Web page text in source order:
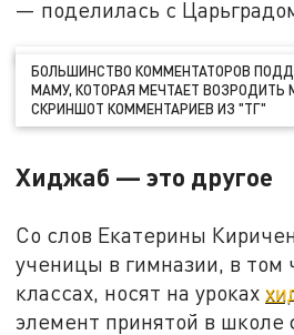
— поделилась с
БОЛЬШИНСТВО КОММЕНТАТОРОВ
МАМУ, КОТОРАЯ МЕЧТАЕТ ВОЗРОДИТЬ
СКРИНШОТ КОММЕНТАРИЕВ ИЗ "ТГ"
Хиджаб — это другое
Со слов Екатерины
ученицы в гимназии, в
классах, носят на уроках
элемент принятой в